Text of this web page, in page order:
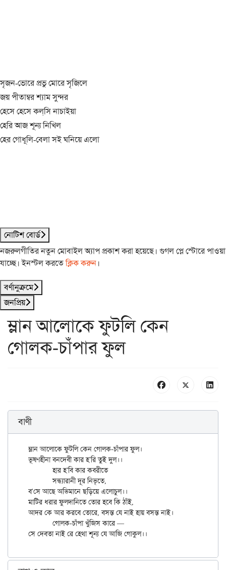
সৃজন-ভোরে প্রভু মোরে সৃজিলে
জয় পীতাম্বর শ্যাম সুন্দর
হেসে হেসে কল্‌সি নাচাইয়া
হেরি আজ শূন্য নিখিল
হের গোধূলি-বেলা সই ঘনিয়ে এলো
নোটিশ বোর্ড
নজরুলগীতির নতুন মোবাইল অ্যাপ প্রকাশ করা হয়েছে। গুগল প্লে স্টোরে পাওয়া
যাচ্ছে। ইনস্টল করতেক্লিক করুন।
বর্ণানুক্রমে
জনপ্রিয়
ম্লান আলোকে ফুটলি কেন
গোলক-চাঁপার ফুল
বাণী
ম্লান আলোকে ফুটলি কেন গোলক-চাঁপার ফুল।
ভূষণহীনা বনদেবী কার হ'রি তুই দুল।।
	হার হ'বি কার কবরীতে
	সন্ধ্যারানী দূর নিভৃতে,
ব'সে আছে অভিমানে ছড়িয়ে এলোচুল।।
মাটির ধরার ফুলদানিতে তোর হবে কি ঠাঁই,
আদর কে আর করবে তোরে, বসন্ত যে নাই হায় বসন্ত নাই।